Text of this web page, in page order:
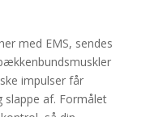
med EMS, sendes
impulser får
af. Formålet